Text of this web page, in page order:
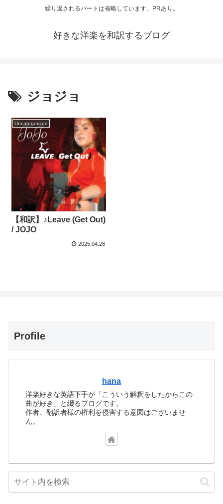
繰り返されるパートは省略しています。PRあり。
好きな洋楽を和訳するブログ
ジョジョ
Uncategorized
【和訳】♪Leave (Get Out)
/ JOJO
2025.04.28
Profile
hana
洋楽好きな英語下手が「こういう解釈をしたからこの
曲が好き」と綴るブログです。
作者、翻訳者様の権利を侵害する意図はございませ
ん。